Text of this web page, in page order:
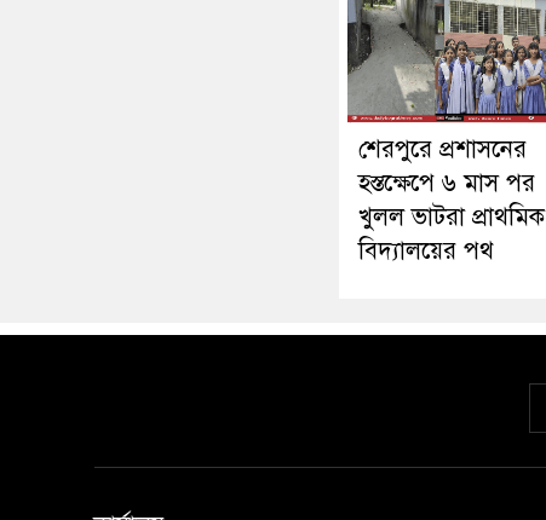
শেরপুরে প্রশাসনের
হস্তক্ষেপে ৬ মাস পর
খুলল ভাটরা প্রাথমিক
বিদ্যালয়ের পথ